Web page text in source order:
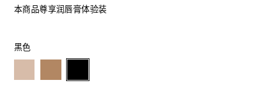
本商品尊享润唇膏体验装
黑色